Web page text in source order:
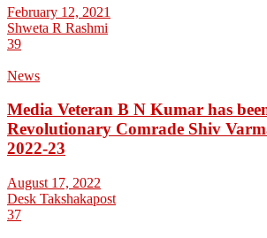
February 12, 2021
Shweta R Rashmi
39
News
Media Veteran B N Kumar has
Revolutionary Comrade Shiv
2022-23
August 17, 2022
Desk Takshakapost
37